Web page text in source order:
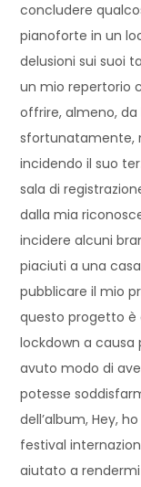
concludere
pianoforte in un
delusioni sui suoi
un mio repertorio
offrire, almeno,
sfortunatamente,
incidendo il suo
sala di
dalla mia
incidere alcuni
piaciuti a una
pubblicare il mio
questo progetto è
lockdown a causa
avuto modo di
potesse
dell’album, Hey,
festival
aiutato a